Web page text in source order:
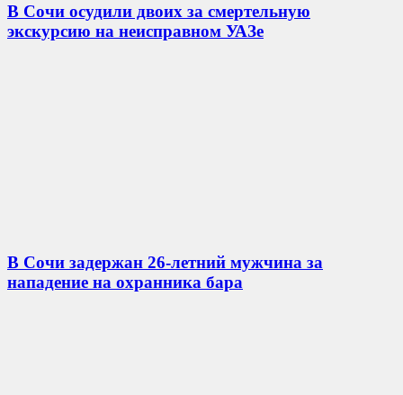
В Сочи осудили двоих за смертельную
экскурсию на неисправном УАЗе
В Сочи задержан 26-летний мужчина за
нападение на охранника бара